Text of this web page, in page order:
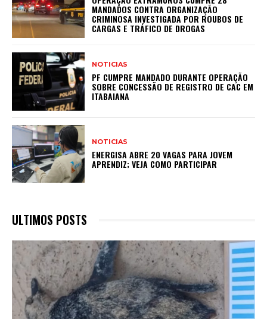
MANDADOS CONTRA ORGANIZAÇÃO
CRIMINOSA INVESTIGADA POR ROUBOS DE
CARGAS E TRÁFICO DE DROGAS
NOTICIAS
PF CUMPRE MANDADO DURANTE OPERAÇÃO
SOBRE CONCESSÃO DE REGISTRO DE CAC EM
ITABAIANA
NOTICIAS
ENERGISA ABRE 20 VAGAS PARA JOVEM
APRENDIZ; VEJA COMO PARTICIPAR
ULTIMOS POSTS